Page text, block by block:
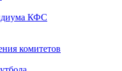
КФС
комитетов